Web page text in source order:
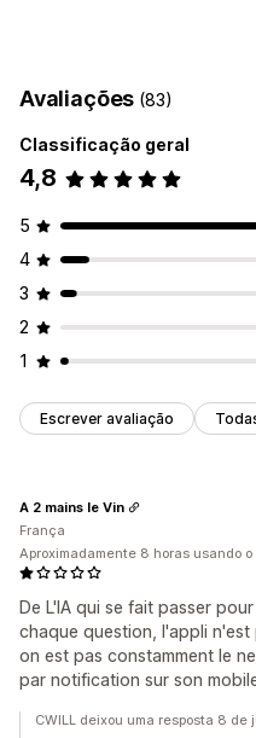
Insights sobre os clientes
Personalização
Cor e fonte
Emojis e
Mensagens de boas-vindas
URL personalizado
Tradução
Opções de exibição
Responsividade para
Fonte e cor personalizadas
Avaliações (83)
Classificação geral
4,8
5
4
3
2
1
Escrever avaliação
De L'IA qui se fait passer
chaque question, l'appli
on est pas constamment le
par notification sur son
A 2 mains le Vin
França
Aproximadamente 8 horas usando o
CWILL deixou uma resposta 8 de